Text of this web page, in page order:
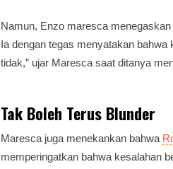
Namun, Enzo maresca
Ia dengan tegas menyatakan
tidak,” ujar Maresca saat ditanya
Tak Boleh Terus Blunder
Maresca juga menekankan bahwa
memperingatkan bahwa kesalahan